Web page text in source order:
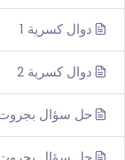
دوال كسرية 1
دوال كسرية 2
حل سؤال بجروت